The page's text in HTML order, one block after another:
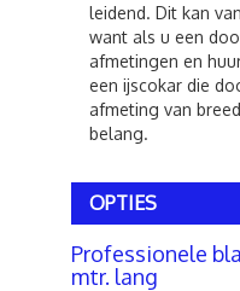
leidend. Dit kan
want als u een
afmetingen en
een ijscokar die
afmeting van
belang.
OPTIES
Professionele
mtr. lang